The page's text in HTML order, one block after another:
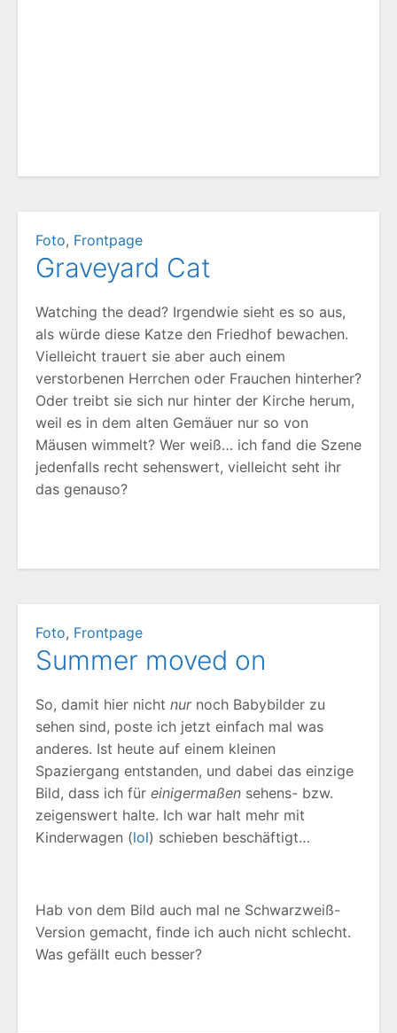
Foto, Frontpage
Graveyard Cat
Watching the dead? Irgendwie sieht es so aus,
als würde diese Katze den Friedhof bewachen.
Vielleicht trauert sie aber auch einem
verstorbenen Herrchen oder Frauchen hinterher?
Oder treibt sie sich nur hinter der Kirche herum,
weil es in dem alten Gemäuer nur so von
Mäusen wimmelt? Wer weiß… ich fand die Szene
jedenfalls recht sehenswert, vielleicht seht ihr
das genauso?
Foto, Frontpage
Summer moved on
So, damit hier nicht nur noch Babybilder zu
sehen sind, poste ich jetzt einfach mal was
anderes. Ist heute auf einem kleinen
Spaziergang entstanden, und dabei das einzige
Bild, dass ich für einigermaßen sehens- bzw.
zeigenswert halte. Ich war halt mehr mit
Kinderwagen (lol) schieben beschäftigt…
Hab von dem Bild auch mal ne Schwarzweiß-
Version gemacht, finde ich auch nicht schlecht.
Was gefällt euch besser?